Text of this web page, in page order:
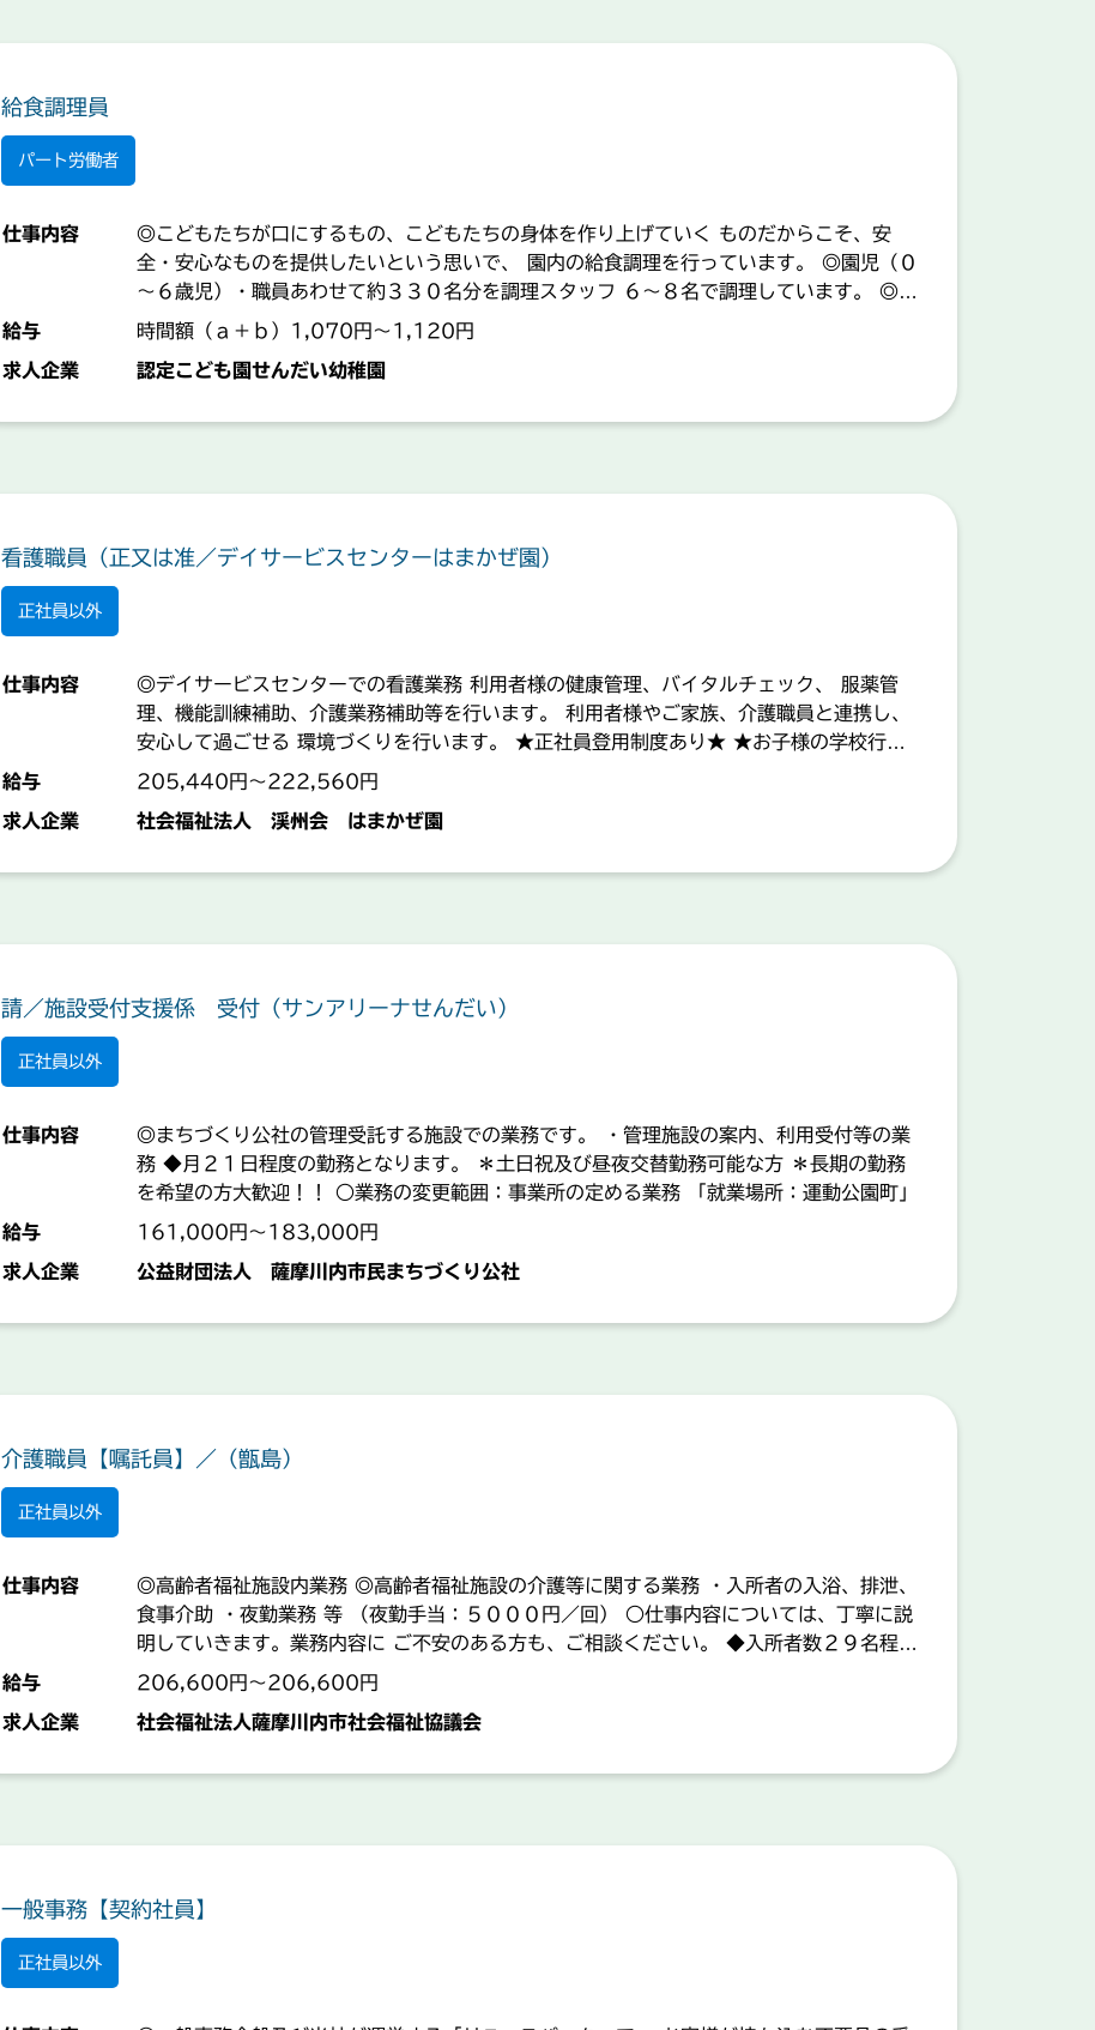
給食調理員
パート労働者
仕事内容
◎こどもたちが口にするもの、こどもたちの身体を作り上げていく ものだからこそ、安
全・安心なものを提供したいという思いで、 園内の給食調理を行っています。 ◎園児（０
～６歳児）・職員あわせて約３３０名分を調理スタッフ ６～８名で調理しています。 ◎も
しくは園児・職員あわせて約１２０名分を調理スタッフ２名で 対応しています。 ＊就業時
望します。 【業務変更の範囲：事業所の定める業務】 「就業場所：平佐町」
給与 時間額（ａ＋ｂ）1,070円～1,120円
求人企業 認定こども園せんだい幼稚園
看護職員（正又は准／デイサービスセンターはまかぜ園）
正社員以外
仕事内容
◎デイサービスセンターでの看護業務 利用者様の健康管理、バイタルチェック、 服薬管
理、機能訓練補助、介護業務補助等を行います。 利用者様やご家族、介護職員と連携し、
安心して過ごせる 環境づくりを行います。 ★正社員登用制度あり★ ★お子様の学校行事
や体調不良等にも柔軟に対応できるよう、 スタッフ同士で協力し合える職場づくりに努め
給与 205,440円～222,560円
求人企業 社会福祉法人 渓州会 はまかぜ園
請／施設受付支援係 受付（サンアリーナせんだい）
正社員以外
仕事内容
◎まちづくり公社の管理受託する施設での業務です。 ・管理施設の案内、利用受付等の業
務 ◆月２１日程度の勤務となります。 ＊土日祝及び昼夜交替勤務可能な方 ＊長期の勤務
を希望の方大歓迎！！ ○業務の変更範囲：事業所の定める業務 「就業場所：運動公園町」
給与 161,000円～183,000円
求人企業 公益財団法人 薩摩川内市民まちづくり公社
介護職員【嘱託員】／（甑島）
正社員以外
仕事内容
◎高齢者福祉施設内業務 ◎高齢者福祉施設の介護等に関する業務 ・入所者の入浴、排泄、
食事介助 ・夜勤業務 等 （夜勤手当：５０００円／回） ○仕事内容については、丁寧に説
明していきます。業務内容に ご不安のある方も、ご相談ください。 ◆入所者数２９名程度
【業務の変更範囲：事業所の定める業務】
給与 206,600円～206,600円
求人企業 社会福祉法人薩摩川内市社会福祉協議会
一般事務【契約社員】
正社員以外